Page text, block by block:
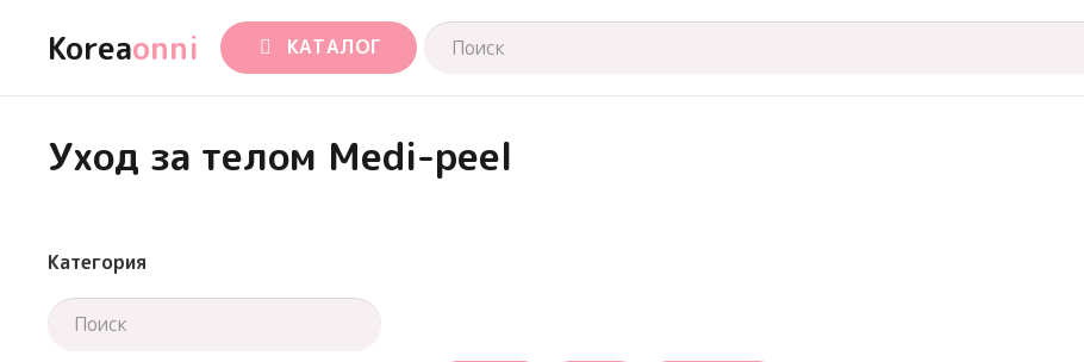
Koreaonni КАТАЛОГ
Уход за телом Medi-peel
Категория